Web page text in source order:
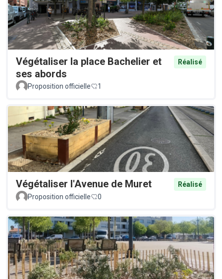
Végétaliser la place Bachelier et
ses abords
Réalisé
Proposition officielle 1
Végétaliser l'Avenue de Muret
Réalisé
Proposition officielle
0